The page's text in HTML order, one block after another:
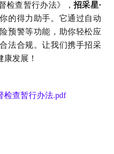
检查暂行办法》， 招采星·
的得力助手。它通过自动
预警等功能，助你轻松应
法合规。让我们携手招采
发展！
检查暂行办法.pdf